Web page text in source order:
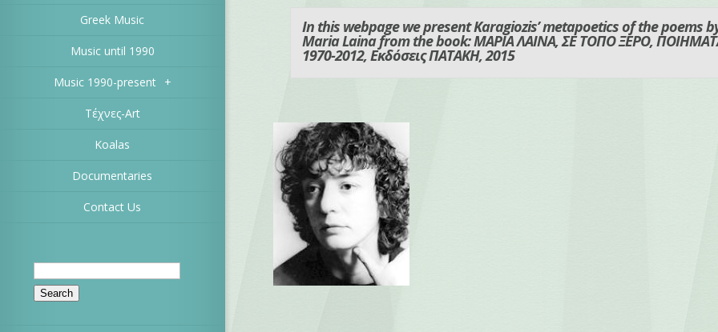
Greek Music
Music until 1990
Music 1990-present +
Τέχνες-Art
Koalas
Documentaries
Contact Us
Search
for:
In this webpage we present Karagiozis’ metapoetics of the poems
Maria Laina from the book: ΜΑΡΙΑ ΛΑΙΝΑ, ΣΕ ΤΟΠΟ ΞΕΡΟ,
1970-2012, Εκδόσεις ΠΑΤΑΚΗ, 2015